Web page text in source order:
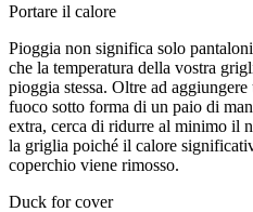
Portare il calore
Pioggia non significa solo
che la temperatura della vostra
pioggia stessa. Oltre ad
fuoco sotto forma di un paio di
extra, cerca di ridurre al minimo il
la griglia poiché il calore
coperchio viene rimosso.
Duck for cover